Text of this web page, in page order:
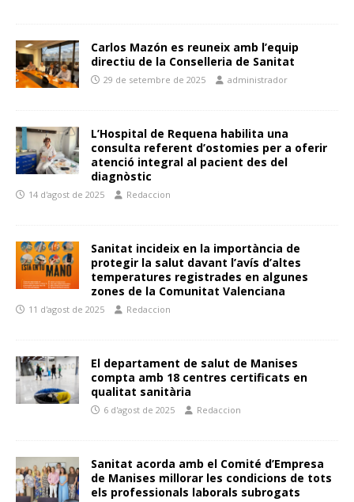
Carlos Mazón es reuneix amb l’equip
directiu de la Conselleria de Sanitat
29 de setembre de 2025 administrador
L’Hospital de Requena habilita una
consulta referent d’ostomies per a oferir
atenció integral al pacient des del
diagnòstic
14 d'agost de 2025 Redaccion
Sanitat incideix en la importància de
protegir la salut davant l’avís d’altes
temperatures registrades en algunes
zones de la Comunitat Valenciana
11 d'agost de 2025 Redaccion
El departament de salut de Manises
compta amb 18 centres certificats en
qualitat sanitària
6 d'agost de 2025 Redaccion
Sanitat acorda amb el Comité d’Empresa
de Manises millorar les condicions de tots
els professionals laborals subrogats